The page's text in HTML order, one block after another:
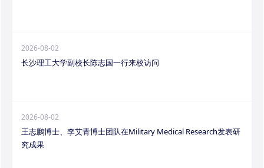
2026-08-02
长沙理工大学副校长陈志国一行来校访问
2026-08-02
王志鹏博士、李艾青博士团队在Military Medical Research发表研
究成果